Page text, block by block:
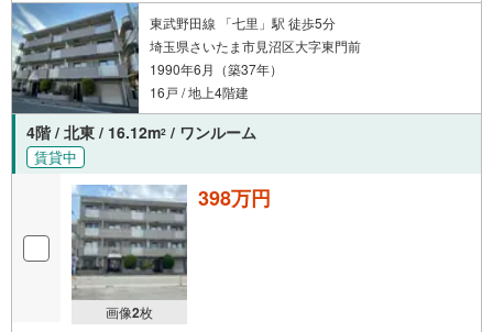
東武野田線 「七里」駅 徒歩5分
埼玉県さいたま市見沼区大字東門前
1990年6月（築37年）
16戸 / 地上4階建
4階 / 北東 / 16.12m2 / ワンルーム
賃貸中
画像2枚
398万円